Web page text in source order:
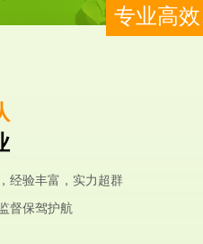
专业高
经验丰富，实力超群
督保驾护航